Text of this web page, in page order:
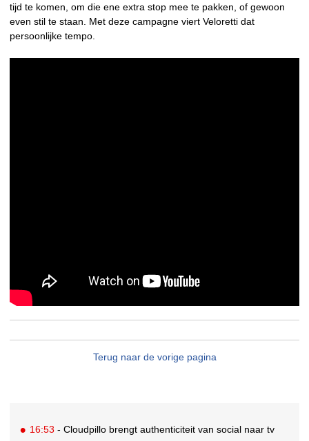
tijd te komen, om die ene extra stop mee te pakken, of gewoon
even stil te staan. Met deze campagne viert Veloretti dat
persoonlijke tempo.
Terug naar de vorige pagina
16:53 - Cloudpillo brengt authenticiteit van social naar tv